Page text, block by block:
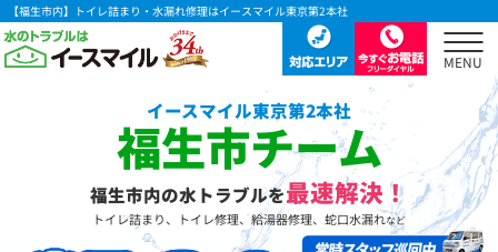
【福生市内】トイレ詰まり・水漏れ修理はイースマイル東京第2本社
イースマイル東京第2本社
福生市チーム
福生市内の水トラブルを最速解決！
トイレ詰まり、トイレ修理、給湯器修理、蛇口水漏れなど